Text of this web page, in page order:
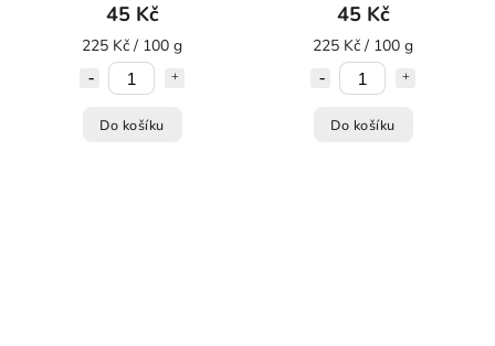
45 Kč
225 Kč / 100 g
Do košíku
45 Kč
225 Kč / 100 g
Do košíku